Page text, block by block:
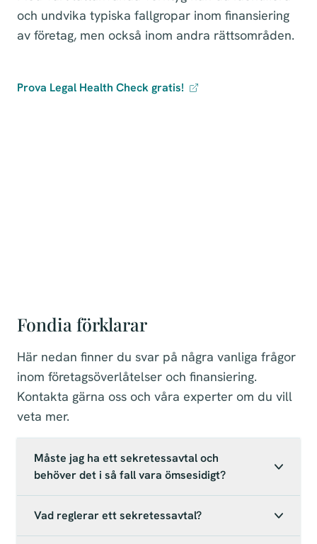
och undvika typiska fallgropar inom finansiering
av företag, men också inom andra rättsområden.
Prova Legal Health Check gratis!
Fondia förklarar
Här nedan finner du svar på några vanliga frågor
inom företagsöverlåtelser och finansiering.
Kontakta gärna oss och våra experter om du vill
veta mer.
Måste jag ha ett sekretessavtal och
behöver det i så fall vara ömsesidigt?
Vad reglerar ett sekretessavtal?